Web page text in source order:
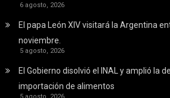
6 agosto, 2026
El papa León XIV visitará la Argentina
noviembre.
5 agosto, 2026
El Gobierno disolvió el INAL y amplió la
importación de alimentos
5 agosto, 2026